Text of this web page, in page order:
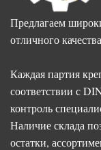
Предлагаем
отличного
Каждая партия
соответствии с
контроль
Наличие склада
остатки,